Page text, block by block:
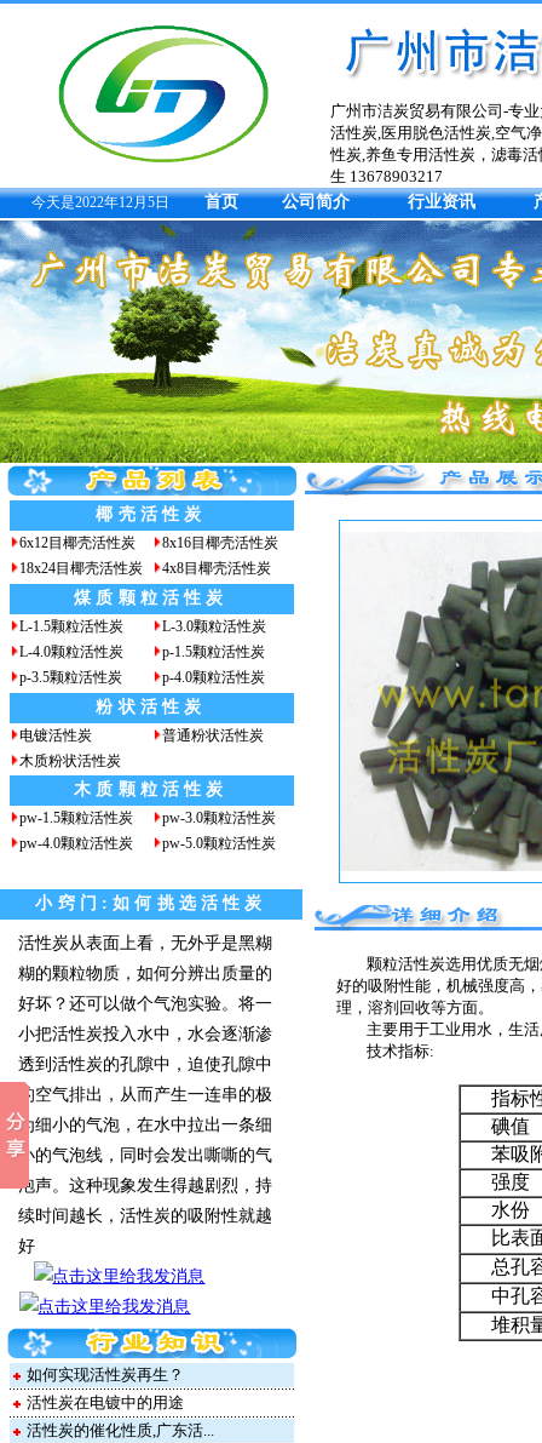
广州市洁炭贸易有限公司-专
活性炭,医用脱色活性炭,空气
性炭,养鱼专用活性炭，滤毒
生 13678903217
今天是2022年12月5日 首页 公司简介 行业资讯
椰壳活性炭
6x12目椰壳活性炭
8x16目椰壳活性炭
18x24目椰壳活性炭
4x8目椰壳活性炭
煤质颗粒活性炭
L-1.5颗粒活性炭
L-3.0颗粒活性炭
L-4.0颗粒活性炭
p-1.5颗粒活性炭
p-3.5颗粒活性炭
p-4.0颗粒活性炭
粉状活性炭
电镀活性炭
普通粉状活性炭
木质粉状活性炭
木质颗粒活性炭
pw-1.5颗粒活性炭
pw-3.0颗粒活性炭
pw-4.0颗粒活性炭
pw-5.0颗粒活性炭
小窍门:如何挑选活性炭
活性炭从表面上看，无外乎是黑糊
糊的颗粒物质，如何分辨出质量的
好坏？还可以做个气泡实验。将一
小把活性炭投入水中，水会逐渐渗
透到活性炭的孔隙中，迫使孔隙中
的空气排出，从而产生一连串的极
为细小的气泡，在水中拉出一条细
小的气泡线，同时会发出嘶嘶的气
泡声。这种现象发生得越剧烈，持
续时间越长，活性炭的吸附性就越
好
如何实现活性炭再生？
活性炭在电镀中的用途
活性炭的催化性质,广东活...
颗粒活性炭选用优质无
好的吸附性能，机械强度高
理，溶剂回收等方面。
主要用于工业用水，生
技术指标:
指标
碘值
苯吸
强度
水份
比表
总孔
中孔
堆积